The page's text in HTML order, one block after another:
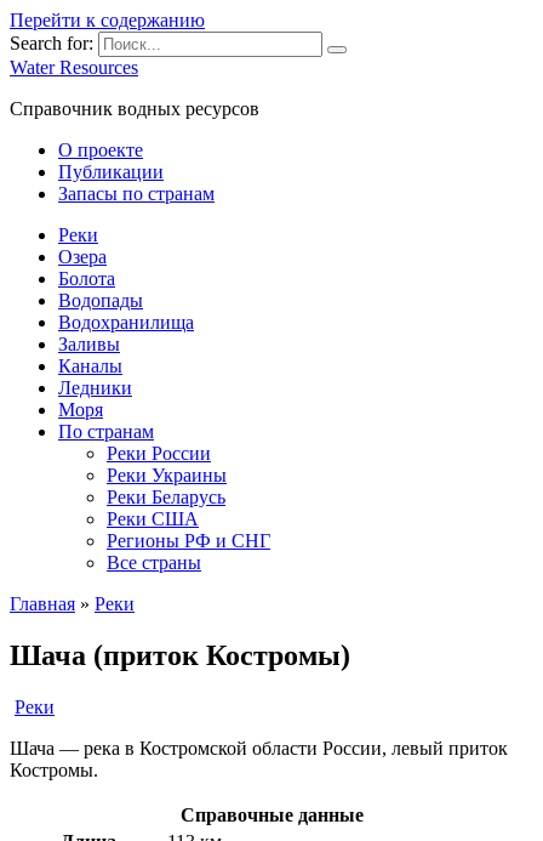
Перейти к содержанию
Search for:
Water Resources
Справочник водных ресурсов
О проекте
Публикации
Запасы по странам
Реки
Озера
Болота
Водопады
Водохранилища
Заливы
Каналы
Ледники
Моря
По странам
Реки России
Реки Украины
Реки Беларусь
Реки США
Регионы РФ и СНГ
Все страны
Главная » Реки
Шача (приток Костромы)
Реки
Шача — река в Костромской области России, левый приток
Костромы.
Справочные данные